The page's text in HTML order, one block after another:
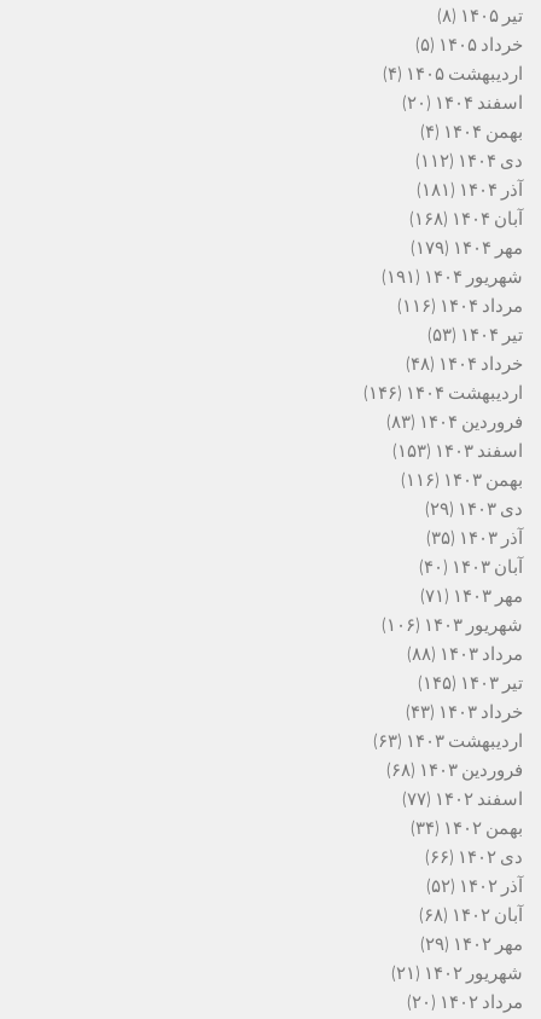
تیر ۱۴۰۵
(۸)
خرداد ۱۴۰۵
(۵)
اردیبهشت ۱۴۰۵
(۴)
اسفند ۱۴۰۴
(۲۰)
بهمن ۱۴۰۴
(۴)
دی ۱۴۰۴
(۱۱۲)
آذر ۱۴۰۴
(۱۸۱)
آبان ۱۴۰۴
(۱۶۸)
مهر ۱۴۰۴
(۱۷۹)
شهریور ۱۴۰۴
(۱۹۱)
مرداد ۱۴۰۴
(۱۱۶)
تیر ۱۴۰۴
(۵۳)
خرداد ۱۴۰۴
(۴۸)
اردیبهشت ۱۴۰۴
(۱۴۶)
فروردین ۱۴۰۴
(۸۳)
اسفند ۱۴۰۳
(۱۵۳)
بهمن ۱۴۰۳
(۱۱۶)
دی ۱۴۰۳
(۲۹)
آذر ۱۴۰۳
(۳۵)
آبان ۱۴۰۳
(۴۰)
مهر ۱۴۰۳
(۷۱)
شهریور ۱۴۰۳
(۱۰۶)
مرداد ۱۴۰۳
(۸۸)
تیر ۱۴۰۳
(۱۴۵)
خرداد ۱۴۰۳
(۴۳)
اردیبهشت ۱۴۰۳
(۶۳)
فروردین ۱۴۰۳
(۶۸)
اسفند ۱۴۰۲
(۷۷)
بهمن ۱۴۰۲
(۳۴)
دی ۱۴۰۲
(۶۶)
آذر ۱۴۰۲
(۵۲)
آبان ۱۴۰۲
(۶۸)
مهر ۱۴۰۲
(۲۹)
شهریور ۱۴۰۲
(۲۱)
مرداد ۱۴۰۲
(۲۰)